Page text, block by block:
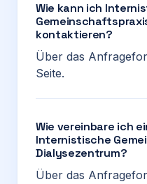
Wie kann ich
kontaktieren?
Über das
Seite.
Wie vereinbare ich
Internistische
Dialysezentrum?
Über das